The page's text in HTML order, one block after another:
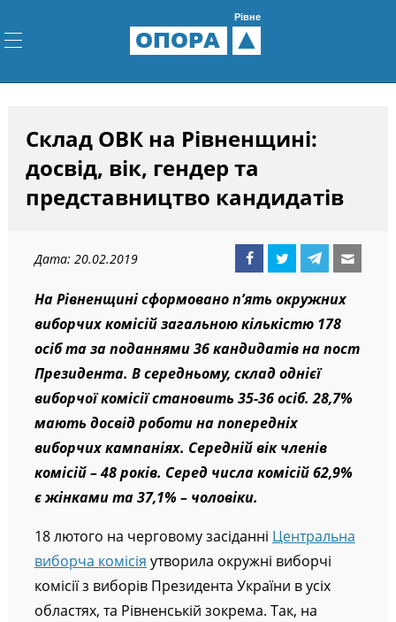
ОПОРА
Рівне
Склад ОВК на Рівненщині:
досвід, вік, гендер та
представництво кандидатів
Дата: 20.02.2019
На Рівненщині сформовано п’ять окружних
виборчих комісій загальною кількістю 178
осіб та за поданнями 36 кандидатів на пост
Президента. В середньому, склад однієї
виборчої комісії становить 35-36 осіб. 28,7%
мають досвід роботи на попередніх
виборчих кампаніях. Середній вік членів
комісій – 48 років. Серед числа комісій 62,9%
є жінками та 37,1% – чоловіки.
18 лютого на черговому засіданні Центральна
виборча комісія утворила окружні виборчі
комісії з виборів Президента України в усіх
областях, та Рівненській зокрема. Так, на